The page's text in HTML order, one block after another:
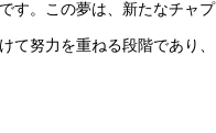
す。この夢は、新たなチャプ
て努力を重ねる段階であり、